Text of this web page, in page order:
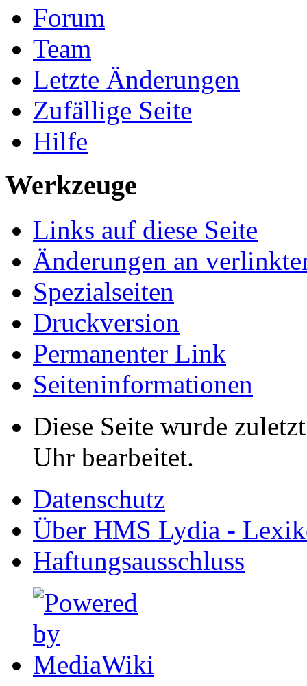
Forum
Team
Letzte Änderungen
Zufällige Seite
Hilfe
Werkzeuge
Links auf diese Seite
Änderungen an
Spezialseiten
Druckversion
Permanenter Link
Seiten­informationen
Diese Seite wurde
Uhr bearbeitet.
Datenschutz
Über HMS Lydia -
Haftungsausschluss